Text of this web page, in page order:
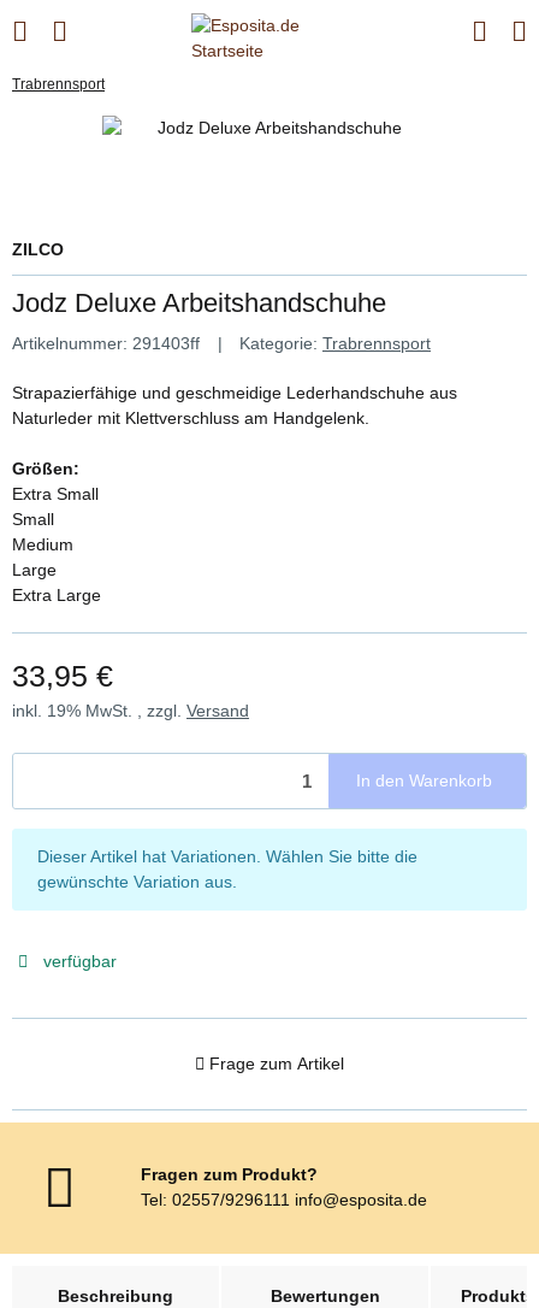
Trabrennsport
ZILCO
Jodz Deluxe Arbeitshandschuhe
Artikelnummer: 291403ff Kategorie: Trabrennsport
Strapazierfähige und geschmeidige Lederhandschuhe aus
Naturleder mit Klettverschluss am Handgelenk.
Größen:
Extra Small
Small
Medium
Large
Extra Large
33,95 €
inkl. 19% MwSt. , zzgl. Versand
In den Warenkorb
x
Dieser Artikel hat Variationen. Wählen Sie bitte die
gewünschte Variation aus.
verfügbar
Frage zum Artikel
Fragen zum Produkt?
Tel: 02557/9296111 info@esposita.de
Beschreibung
Bewertungen